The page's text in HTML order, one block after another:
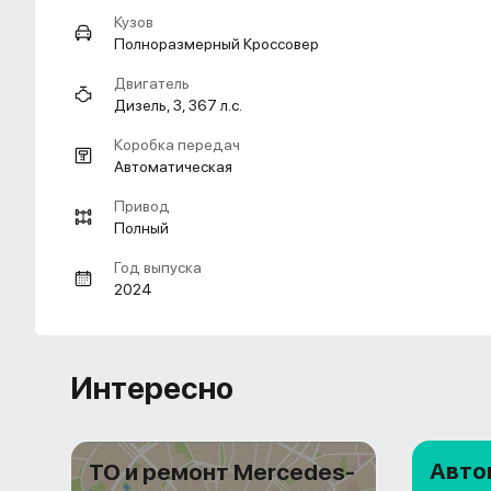
Кузов
Полноразмерный Кроссовер
Двигатель
Дизель, 3, 367 л.с.
Коробка передач
Автоматическая
Привод
Полный
Год выпуска
2024
Интересно
ТО и ремонт Mercedes-